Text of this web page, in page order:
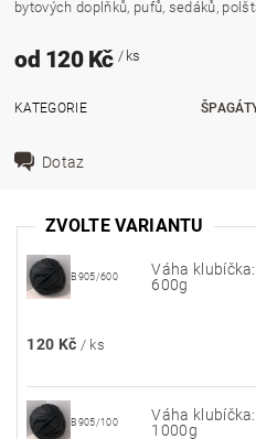
bytových doplňků, pufů, sedáků,
od 120 Kč/ ks
KATEGORIE
Dotaz
ZVOLTE VARIANTU
B905/600
Váha klubíčka:
600g
120 Kč / ks
B905/100
Váha klubíčka:
1000g